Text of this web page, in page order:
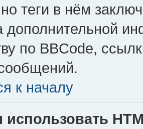
теги в нём
дополнительной
по BBCode,
к началу
использовать